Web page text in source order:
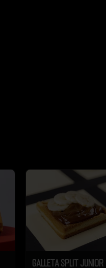
Galleta Split Junior